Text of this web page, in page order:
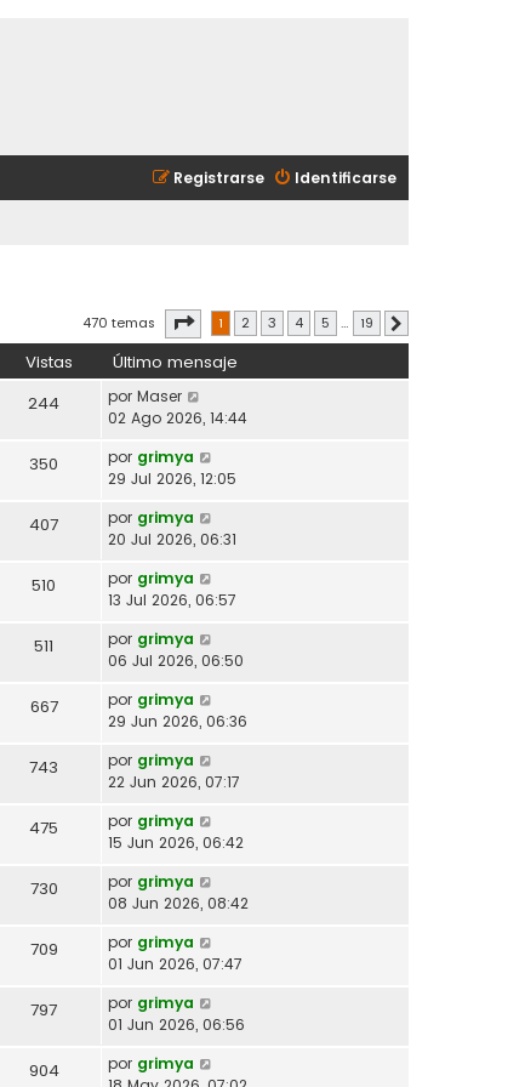
Identificarse
Registrarse
470 temas Página1 de
1 2 3 4 5 … 19
Vistas Último mensaje
244 por Maser
02 Ago 2026, 14:44
350 por grimya
29 Jul 2026, 12:05
407 por grimya
20 Jul 2026, 06:31
510 por grimya
13 Jul 2026, 06:57
511 por grimya
06 Jul 2026, 06:50
667 por grimya
29 Jun 2026, 06:36
743 por grimya
22 Jun 2026, 07:17
475 por grimya
15 Jun 2026, 06:42
730 por grimya
08 Jun 2026, 08:42
709 por grimya
01 Jun 2026, 07:47
797 por grimya
01 Jun 2026, 06:56
904 por grimya